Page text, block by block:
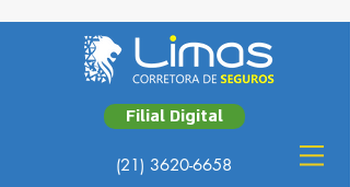
Filial Digital
(21) 3620-6658